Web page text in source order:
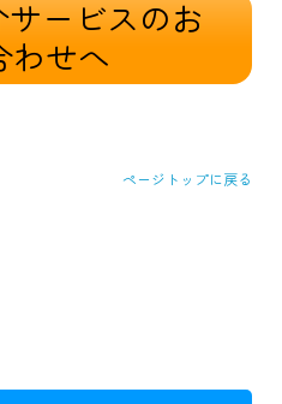
ービスのお
わせへ
ページトップに戻る